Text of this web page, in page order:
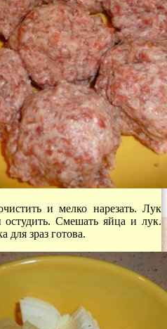
и мелко нарезать. Лук
Смешать яйца и лук.
для зраз готова.